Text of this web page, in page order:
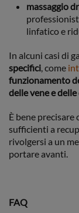
massaggio
linfatico e
In alcuni casi di
specifici, come
funzionamento
delle vene e
È bene
sufficienti a
rivolgersi a un
portare avanti.
FAQ